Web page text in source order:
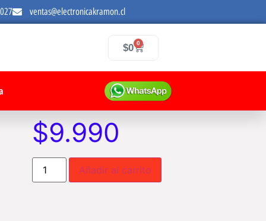
ventas@electronicakramon.cl
$0 0
$9.990
Añadir al carrito